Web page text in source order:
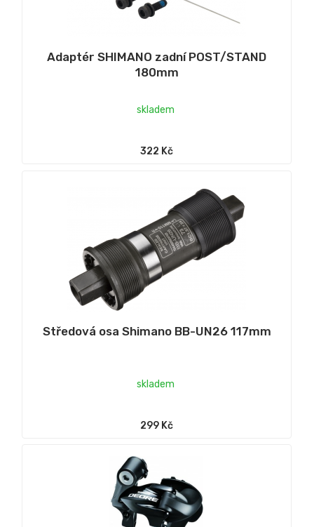
Adaptér SHIMANO zadní POST/STAND
180mm
skladem
322 Kč
Středová osa Shimano BB-UN26 117mm
skladem
299 Kč